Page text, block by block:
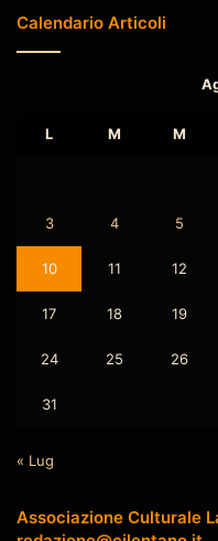
Calendario Articoli
L M M
3 4 5
10 11 12
17 18 19
24 25 26
31
« Lug
Associazione Culturale